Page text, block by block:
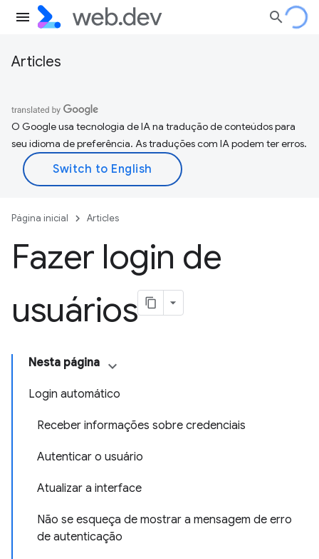
Articles
O Google usa tecnologia de IA na tradução de conteúdos para
seu idioma de preferência. As traduções com IA podem ter erros.
Página inicial Articles
Fazer login de
usuários
Nesta página
Login automático
Receber informações sobre credenciais
Autenticar o usuário
Atualizar a interface
Não se esqueça de mostrar a mensagem de erro
de autenticação